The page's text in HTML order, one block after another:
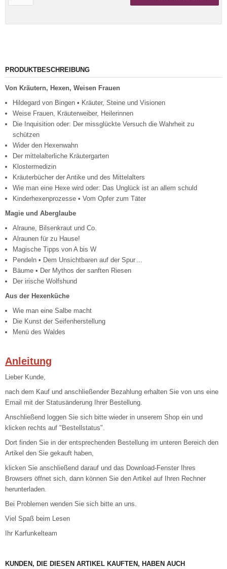
PRODUKTBESCHREIBUNG
Von Kräutern, Hexen, Weisen Frauen
Hildegard von Bingen • Kräuter, Steine und Visionen
Weise Frauen, Kräuterweiber, Heilerinnen
Die Inquisition oder: Der missglückte Versuch die Wahrheit zu
schützen
Wider den Hexenwahn
Der mittelalterliche Kräutergarten
Klostermedizin
Kräuterbücher der Antike und des Mittelalters
Wie man eine Hexe wird oder: Das Unglück ist an allem schuld
Kinderhexenprozesse • Vom Opfer zum Täter
Magie und Aberglaube
Alraune, Bilsenkraut und Co.
Alraunen für zu Hause!
Magische Tipps von A bis W
Pendeln • Dem Unsichtbaren auf der Spur ...
Bäume • Der Mythos der sanften Riesen
Der irische Wolfshund
Aus der Hexenküche
Wie man eine Salbe macht
Die Kunst der Seifenherstellung
Menü des Waldes
Anleitung
Lieber Kunde,
nach dem Kauf und anschließender Bezahlung erhalten Sie von uns eine
Email mit der Statusänderung Ihrer Bestellung.
Anschließend loggen Sie sich bitte wieder in unserem Shop ein und
klicken rechts auf "Bestellstatus".
Dort finden Sie in der entsprechenden Bestellung im unteren Bereich den
Artikel den Sie gekauft haben,
klicken Sie anschließend darauf und das Download-Fenster Ihres
Browsers öffnet sich, dann können Sie den Artikel auf Ihren Rechner
herunterladen.
Bei Problemen wenden Sie sich bitte an uns.
Viel Spaß beim Lesen
Ihr Karfunkelteam
KUNDEN, DIE DIESEN ARTIKEL KAUFTEN, HABEN AUCH